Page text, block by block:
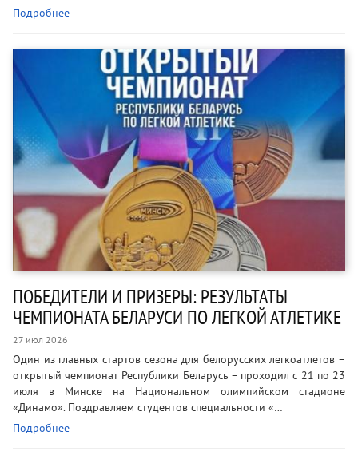
Подробнее
ПОБЕДИТЕЛИ И ПРИЗЕРЫ: РЕЗУЛЬТАТЫ
ЧЕМПИОНАТА БЕЛАРУСИ ПО ЛЕГКОЙ АТЛЕТИКЕ
27 июл 2026
Один из главных стартов сезона для белорусских легкоатлетов –
открытый чемпионат Республики Беларусь – проходил с 21 по 23
июля в Минске на Национальном олимпийском стадионе
«Динамо». Поздравляем студентов специальности «…
Подробнее